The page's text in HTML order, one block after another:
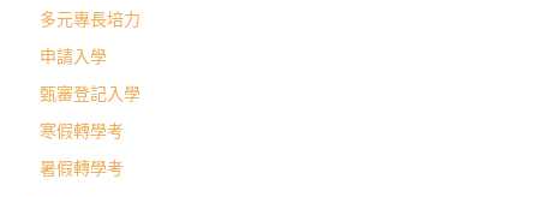
多元專長培力
申請入學
甄審登記入學
寒假轉學考
暑假轉學考